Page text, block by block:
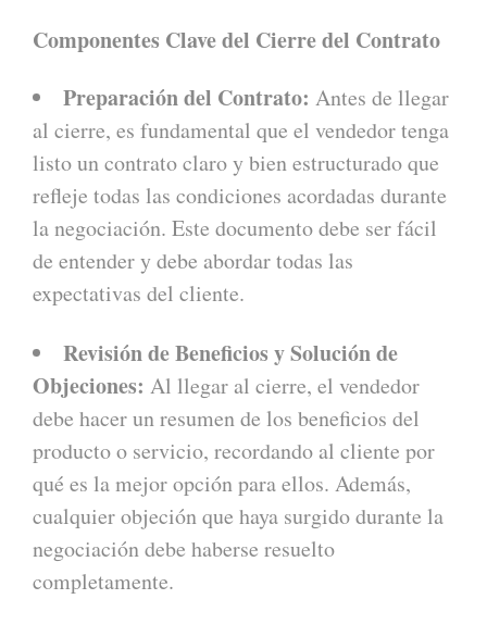
Componentes Clave del Cierre del Contrato
Preparación del Contrato: Antes de llegar
al cierre, es fundamental que el vendedor tenga
listo un contrato claro y bien estructurado que
refleje todas las condiciones acordadas durante
la negociación. Este documento debe ser fácil
de entender y debe abordar todas las
expectativas del cliente.
Revisión de Beneficios y Solución de
Objeciones: Al llegar al cierre, el vendedor
debe hacer un resumen de los beneficios del
producto o servicio, recordando al cliente por
qué es la mejor opción para ellos. Además,
cualquier objeción que haya surgido durante la
negociación debe haberse resuelto
completamente.